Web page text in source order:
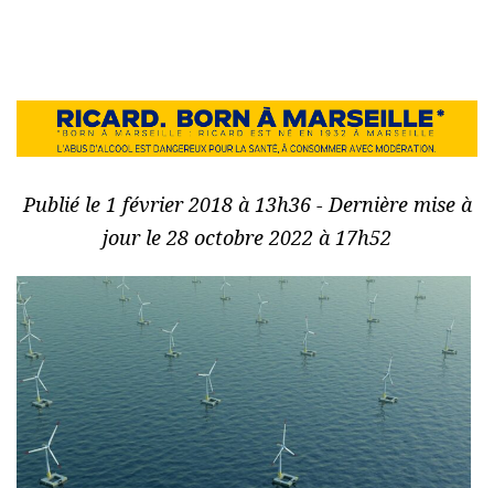
Publié le 1 février 2018 à 13h36 - Dernière mise à
jour le 28 octobre 2022 à 17h52